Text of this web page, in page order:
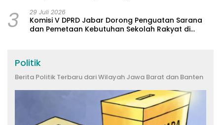
3 29 Juli 2026
Komisi V DPRD Jabar Dorong Penguatan Sarana
dan Pemetaan Kebutuhan Sekolah Rakyat di
Politik
Berita Politik Terbaru dari Wilayah Jawa Barat dan Banten